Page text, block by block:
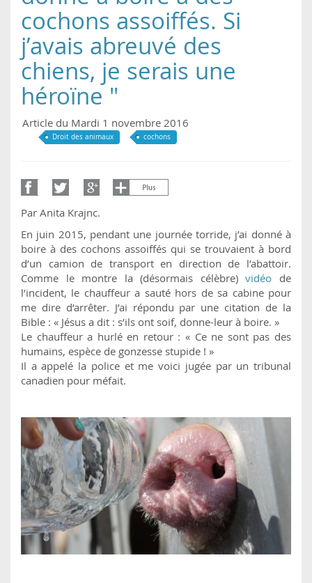
cochons assoiffés. Si
j’avais abreuvé des
chiens, je serais une
héroïne "
Article du Mardi 1 novembre 2016
Droit des animaux cochons
Par Anita Krajnc.
En juin 2015, pendant une journée torride, j’ai donné à
boire à des cochons assoiffés qui se trouvaient à bord
d’un camion de transport en direction de l’abattoir.
Comme le montre la (désormais célèbre)vidéo de
l’incident, le chauffeur a sauté hors de sa cabine pour
me dire d’arrêter. J’ai répondu par une citation de la
Bible : « Jésus a dit : s’ils ont soif, donne-leur à boire. »
Le chauffeur a hurlé en retour : « Ce ne sont pas des
humains, espèce de gonzesse stupide ! »
Il a appelé la police et me voici jugée par un tribunal
canadien pour méfait.